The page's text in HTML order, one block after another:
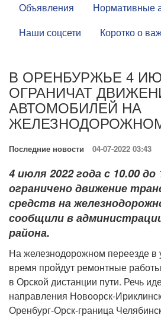
Объявления
Нормативные
Наши соцсети
Коротко о
В ОРЕНБУРЖЬЕ 4
ОГРАНИЧАТ
АВТОМОБИЛЕЙ НА
Последние новости 04-07-2022 03:43
4 июля 2022 года с 10.00 до
ограничено движение
средств на
сообщили в
района.
На железнодорожном переезде в
время пройдут ремонтные
в Орской дистанции пути. Речь
направления Новоорск-
Оренбург-Орск-граница